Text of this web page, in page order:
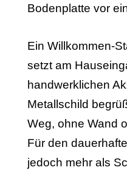
Ein Willkommen-
setzt am
handwerklichen
Metallschild
Weg, ohne Wand
Für den
jedoch mehr als